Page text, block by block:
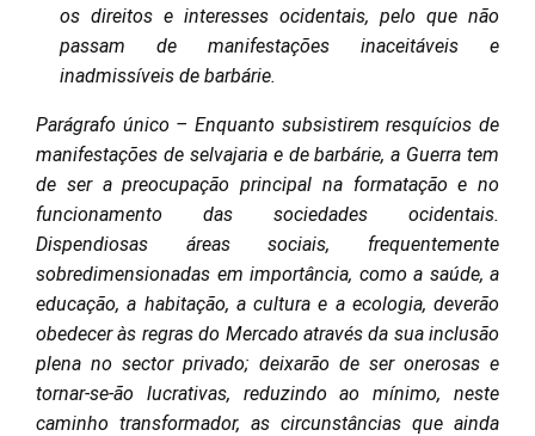
os direitos e interesses ocidentais, pelo que não
passam de manifestações inaceitáveis e
inadmissíveis de barbárie.
Parágrafo único – Enquanto subsistirem resquícios de
manifestações de selvajaria e de barbárie, a Guerra tem
de ser a preocupação principal na formatação e no
funcionamento das sociedades ocidentais.
Dispendiosas áreas sociais, frequentemente
sobredimensionadas em importância, como a saúde, a
educação, a habitação, a cultura e a ecologia, deverão
obedecer às regras do Mercado através da sua inclusão
plena no sector privado; deixarão de ser onerosas e
tornar-se-ão lucrativas, reduzindo ao mínimo, neste
caminho transformador, as circunstâncias que ainda